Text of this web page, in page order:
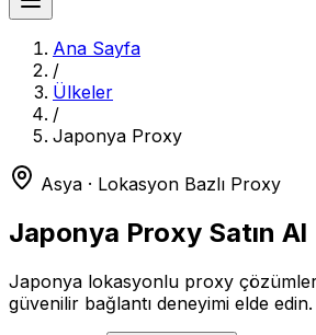
Ana Sayfa
/
Ülkeler
/
Japonya Proxy
Asya · Lokasyon Bazlı Proxy
Japonya Proxy Satın Al
Japonya lokasyonlu proxy
güvenilir bağlantı deneyimi elde edin.